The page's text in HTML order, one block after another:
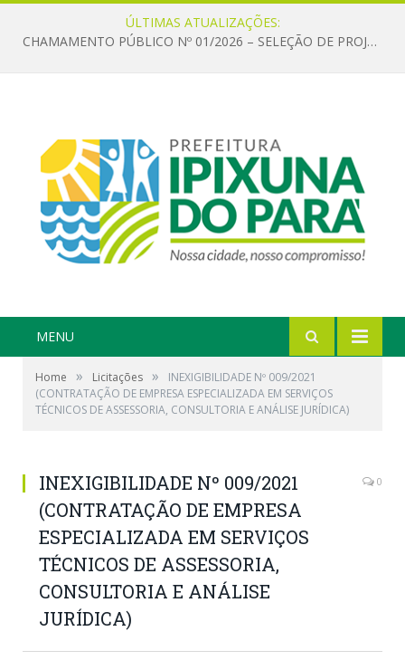
ÚLTIMAS ATUALIZAÇÕES:
CHAMAMENTO PÚBLICO Nº 01/2026 – SELEÇÃO DE PROJETOS PARA FIRMAR TERMO DE EXECUÇÃO CULTURAL COM RECURSOS DA POLÍTICA NACIONAL ALDIR BLANC DE FOMENTO À CULTURA – PNAB (LEI Nº 14.399/2022)
MENU
Home » Licitações »
INEXIGIBILIDADE Nº 009/2021
(CONTRATAÇÃO DE EMPRESA ESPECIALIZADA EM SERVIÇOS
TÉCNICOS DE ASSESSORIA, CONSULTORIA E ANÁLISE JURÍDICA)
INEXIGIBILIDADE Nº 009/2021
(CONTRATAÇÃO DE EMPRESA
ESPECIALIZADA EM SERVIÇOS
TÉCNICOS DE ASSESSORIA,
CONSULTORIA E ANÁLISE
JURÍDICA)
0